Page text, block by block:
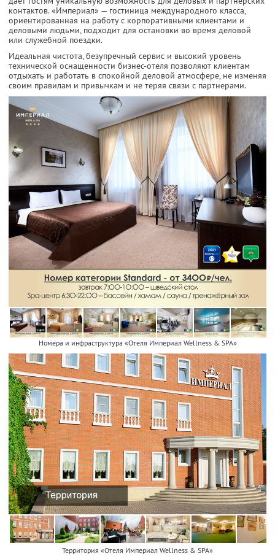
контактов. «Империал» — гостиница международного класса,
ориентированная на работу с корпоративными клиентами и
деловыми людьми, подходит для остановки во время деловой
или служебной поездки.
Идеальная чистота, безупречный сервис и высокий уровень
технической оснащенности бизнес-отеля позволяют клиентам
отдыхать и работать в спокойной деловой атмосфере, не изменяя
своим правилам и привычкам и не теряя связи с партнерами.
Номера и инфраструктура «Отеля Империал Wellness & SPA»
Территория «Отеля Империал Wellness & SPA»